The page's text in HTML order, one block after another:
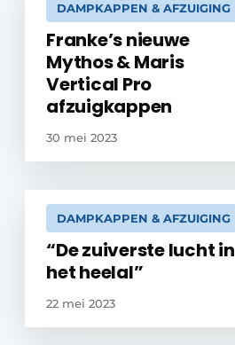
DAMPKAPPEN & AFZUIGING
Franke’s nieuwe
Mythos & Maris
Vertical Pro
afzuigkappen
30 mei 2023
DAMPKAPPEN & AFZUIGING
“De zuiverste lucht in
het heelal”
22 mei 2023